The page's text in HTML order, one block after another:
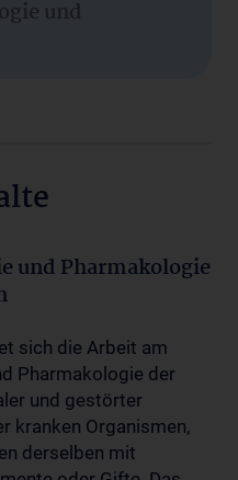
und
und Pharmakologie
sich die Arbeit am
Pharmakologie der
und gestörter
kranken Organismen,
derselben mit